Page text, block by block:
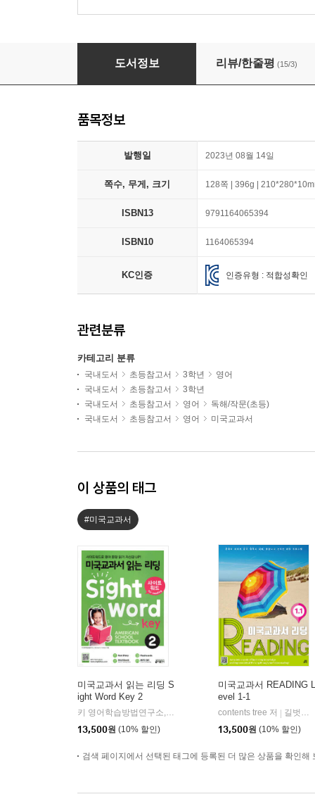
미국교과서 READING Level 1-2
도서정보 리뷰/한줄평 (15/3)
품목정보
발행일 2023년 08월 14일
쪽수, 무게, 크기 128쪽 | 396g |
ISBN13 9791164065394
ISBN10 1164065394
KC인증 인증유형 : 적합성확인
관련분류
카테고리 분류
국내도서 초등참고서 3학년
영어
국내도서
초등참고서
3학년
국내도서
초등참고서 영어
독해/작문(초등)
국내도서
초등참고서 영어 미국교과서
이 상품의 태그
#미국교과서
미국교과서 읽는 리딩 S
ight Word Key 2
키 영어학습방법연구소,Michael A. Putlack 저 | 키출판사
13,500원 (10% 할인)
미국교과서 READING L
evel 1-1
contents tree 저
길벗스쿨
13,500원 (10% 할인)
검색 페이지에서 선택된 태그에 등록된 더 많은 상품을 확인해